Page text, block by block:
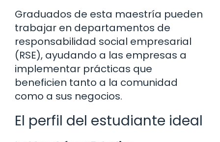
Graduados de esta maestría pueden
trabajar en departamentos de
responsabilidad social empresarial
(RSE), ayudando a las empresas a
implementar prácticas que
beneficien tanto a la comunidad
como a sus negocios.
El perfil del estudiante ideal